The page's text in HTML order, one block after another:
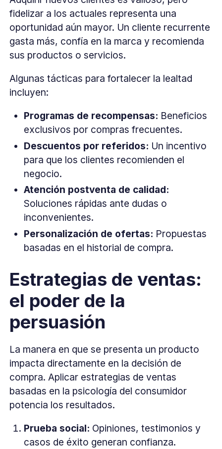
fidelizar a los actuales representa una
oportunidad aún mayor. Un cliente recurrente
gasta más, confía en la marca y recomienda
sus productos o servicios.
Algunas tácticas para fortalecer la lealtad
incluyen:
Programas de recompensas: Beneficios
exclusivos por compras frecuentes.
Descuentos por referidos: Un incentivo
para que los clientes recomienden el
negocio.
Atención postventa de calidad:
Soluciones rápidas ante dudas o
inconvenientes.
Personalización de ofertas: Propuestas
basadas en el historial de compra.
Estrategias de ventas:
el poder de la
persuasión
La manera en que se presenta un producto
impacta directamente en la decisión de
compra. Aplicar estrategias de ventas
basadas en la psicología del consumidor
potencia los resultados.
Prueba social: Opiniones, testimonios y
casos de éxito generan confianza.